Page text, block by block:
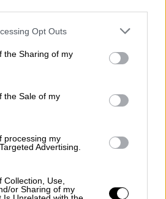
app uses one or more Google
usage behaviour. You may click to
Google and its third-party tags to
specified purposes in below Google
Opt Outs
the Sharing of my
the Sale of my
processing my
Advertising.
Use,
or Sharing of my
μειώνει το χρέος της,
περιορίσει δραστικά την
δημιουργηθεί 560
επενδυτικά,
το διεθνές της
νέας γενιάς